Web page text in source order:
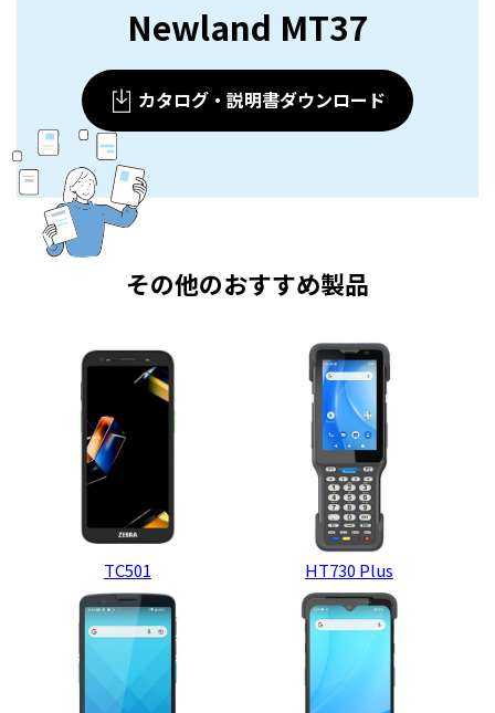
Newland MT37
カタログ・説明書ダウンロード
その他のおすすめ製品
TC501 HT730 Plus